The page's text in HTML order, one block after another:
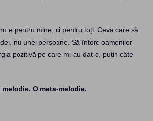
e pentru mine, ci pentru toți. Ceva care să
nu unei persoane. Să întorc oamenilor
pozitivă pe care mi-au dat-o, puțin câte
melodie. O meta-melodie.